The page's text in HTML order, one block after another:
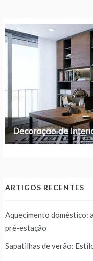
ARTIGOS RECENTES
Aquecimento doméstico:
pré-estação
Sapatilhas de verão: